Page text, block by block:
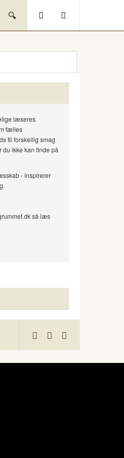
læseres
fælles
til forskellig smag
du ikke kan finde på
- inspirerer
så læs